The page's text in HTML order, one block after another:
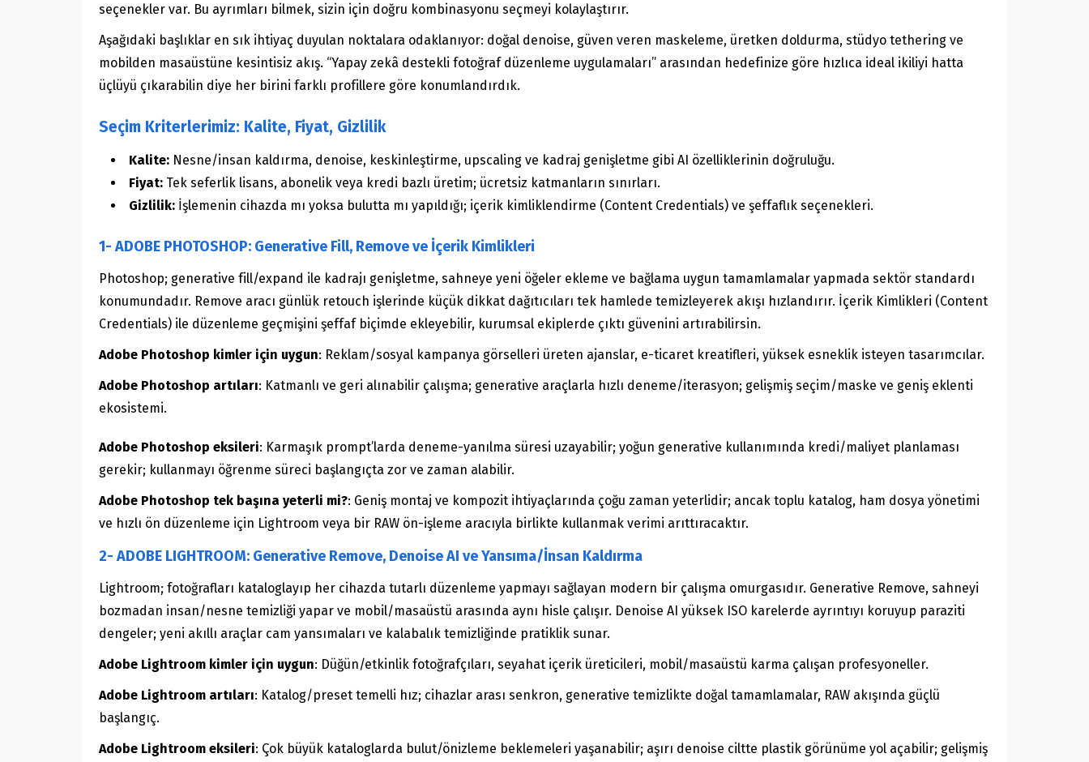
seçenekler var. Bu ayrımları bilmek, sizin için doğru kombinasyonu seçmeyi kolaylaştırır.
Aşağıdaki başlıklar en sık ihtiyaç duyulan noktalara odaklanıyor: doğal denoise, güven veren maskeleme, üretken doldurma, stüdyo tethering ve
mobilden masaüstüne kesintisiz akış. “Yapay zekâ destekli fotoğraf düzenleme uygulamaları” arasından hedefinize göre hızlıca ideal ikiliyi hatta
üçlüyü çıkarabilin diye her birini farklı profillere göre konumlandırdık.
Seçim Kriterlerimiz: Kalite, Fiyat, Gizlilik
Kalite: Nesne/insan kaldırma, denoise, keskinleştirme, upscaling ve kadraj genişletme gibi AI özelliklerinin doğruluğu.
Fiyat: Tek seferlik lisans, abonelik veya kredi bazlı üretim; ücretsiz katmanların sınırları.
Gizlilik: İşlemenin cihazda mı yoksa bulutta mı yapıldığı; içerik kimliklendirme (Content Credentials) ve şeffaflık seçenekleri.
1- ADOBE PHOTOSHOP: Generative Fill, Remove ve İçerik Kimlikleri
Photoshop; generative fill/expand ile kadrajı genişletme, sahneye yeni öğeler ekleme ve bağlama uygun tamamlamalar yapmada sektör standardı
konumundadır. Remove aracı günlük retouch işlerinde küçük dikkat dağıtıcıları tek hamlede temizleyerek akışı hızlandırır. İçerik Kimlikleri (Content
Credentials) ile düzenleme geçmişini şeffaf biçimde ekleyebilir, kurumsal ekiplerde çıktı güvenini artırabilirsin.
Adobe Photoshop kimler için uygun: Reklam/sosyal kampanya görselleri üreten ajanslar, e-ticaret kreatifleri, yüksek esneklik isteyen tasarımcılar.
Adobe Photoshop artıları: Katmanlı ve geri alınabilir çalışma; generative araçlarla hızlı deneme/iterasyon; gelişmiş seçim/maske ve geniş eklenti
ekosistemi.
Adobe Photoshop eksileri: Karmaşık prompt’larda deneme-yanılma süresi uzayabilir; yoğun generative kullanımında kredi/maliyet planlaması
gerekir; kullanmayı öğrenme süreci başlangıçta zor ve zaman alabilir.
Adobe Photoshop tek başına yeterli mi?: Geniş montaj ve kompozit ihtiyaçlarında çoğu zaman yeterlidir; ancak toplu katalog, ham dosya yönetimi
ve hızlı ön düzenleme için Lightroom veya bir RAW ön-işleme aracıyla birlikte kullanmak verimi arıttıracaktır.
2- ADOBE LIGHTROOM: Generative Remove, Denoise AI ve Yansıma/İnsan Kaldırma
Lightroom; fotoğrafları kataloglayıp her cihazda tutarlı düzenleme yapmayı sağlayan modern bir çalışma omurgasıdır. Generative Remove, sahneyi
bozmadan insan/nesne temizliği yapar ve mobil/masaüstü arasında aynı hisle çalışır. Denoise AI yüksek ISO karelerde ayrıntıyı koruyup paraziti
dengeler; yeni akıllı araçlar cam yansımaları ve kalabalık temizliğinde pratiklik sunar.
Adobe Lightroom kimler için uygun: Düğün/etkinlik fotoğrafçıları, seyahat içerik üreticileri, mobil/masaüstü karma çalışan profesyoneller.
Adobe Lightroom artıları: Katalog/preset temelli hız; cihazlar arası senkron, generative temizlikte doğal tamamlamalar, RAW akışında güçlü
başlangıç.
Adobe Lightroom eksileri: Çok büyük kataloglarda bulut/önizleme beklemeleri yaşanabilir; aşırı denoise ciltte plastik görünüme yol açabilir; gelişmiş